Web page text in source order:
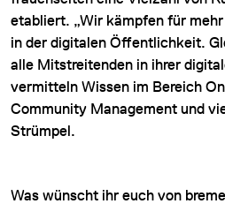
etabliert. „Wir kämpfen für
in der digitalen Öffentlichkeit.
alle Mitstreitenden in ihrer
vermitteln Wissen im Bereich
Community Management und
Strümpel.
Was wünscht ihr euch von